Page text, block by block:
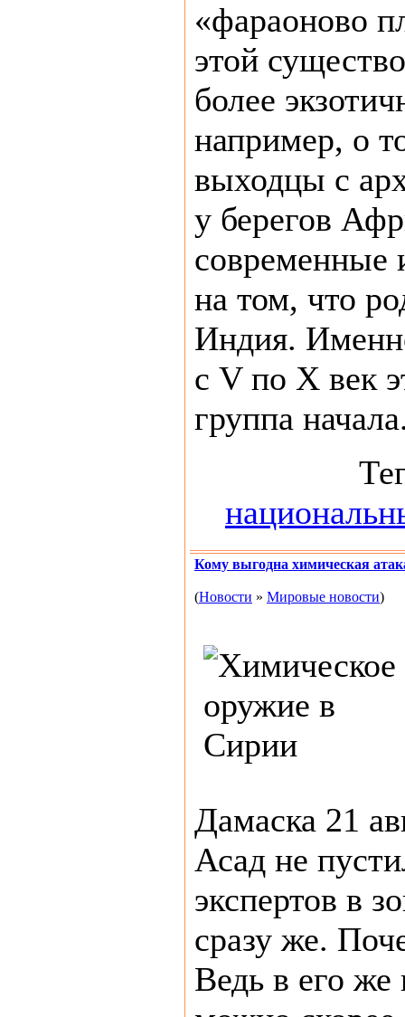
«фараоново
этой
более
например, о
выходцы с
у берегов
современные
на том, что
Индия.
с V по X век
группа
Кому выгодна химическая
(Новости » Мировые новости)
Дамаска 21
Асад не
экспертов в
сразу же.
Ведь в его же